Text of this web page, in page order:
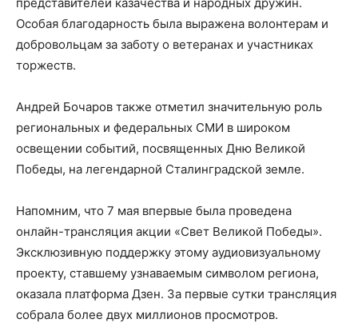
Особая благодарность была выражена волонтерам и
добровольцам за заботу о ветеранах и участниках
торжеств.
Андрей Бочаров также отметил значительную роль
региональных и федеральных СМИ в широком
освещении событий, посвященных Дню Великой
Победы, на легендарной Сталинградской земле.
Напомним, что 7 мая впервые была проведена
онлайн-трансляция акции «Свет Великой Победы».
Эксклюзивную поддержку этому аудиовизуальному
проекту, ставшему узнаваемым символом региона,
оказала платформа Дзен. За первые сутки трансляция
собрала более двух миллионов просмотров.